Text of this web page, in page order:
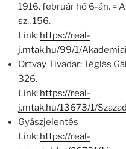
1916. február hó 6-án. =
sz., 156.
Link: https://real-
j.mtak.hu/99/1/
Ortvay Tivadar: Téglás
326.
Link: https://real-
j.mtak.hu/13673/1/
Gyászjelentés
Link: https://real-